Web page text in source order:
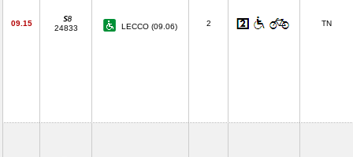
09.15
24833 LECCO (09.06) 2 TN